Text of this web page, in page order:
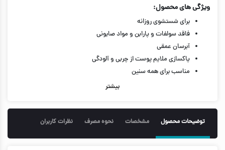
ویژگی های محصول:
برای شستشوی روزانه
فاقد سولفات و پارابن و مواد صابونی
آبرسان عمقی
پاکسازی ملایم پوست از چربی و آلودگی
مناسب برای همه سنین
بیشتر
توضیحات محصول مشخصات نحوه مصرف نظرات کاربران